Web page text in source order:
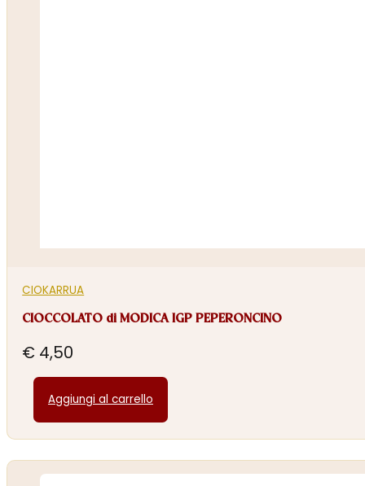
CIOKARRUA
CIOCCOLATO di MODICA IGP PEPERONCINO
€ 4,50
Aggiungi al carrello